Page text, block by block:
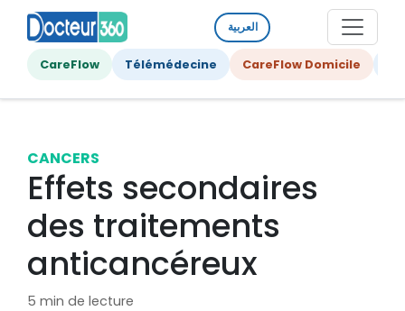
العربية
CareFlow Télémédecine CareFlow Domicile
CANCERS
Effets secondaires
des traitements
anticancéreux
5 min de lecture